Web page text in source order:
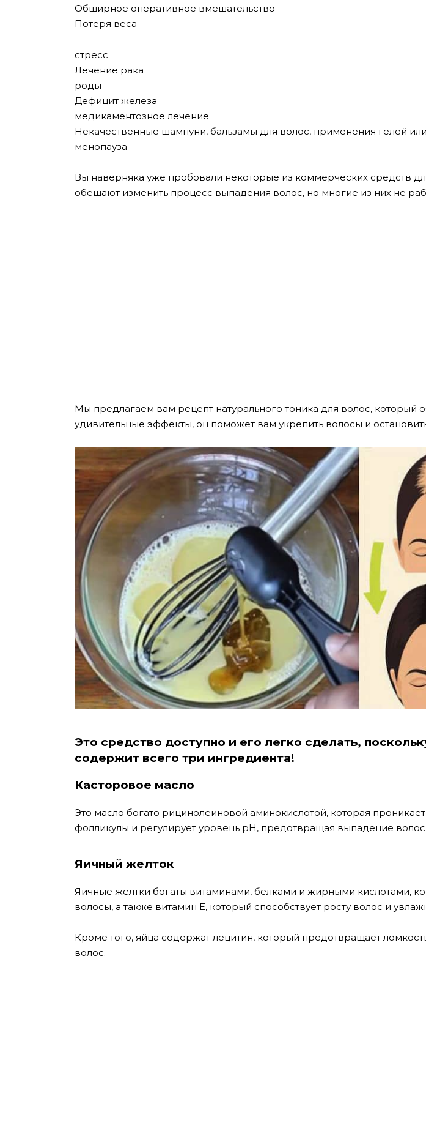
Обширное оперативное вмешательство
Потеря веса
стресс
Лечение рака
роды
Дефицит железа
медикаментозное лечение
Некачественные шампуни, бальзамы для волос, применения гелей
менопауза
Вы наверняка уже пробовали некоторые из коммерческих средств
обещают изменить процесс выпадения волос, но многие из них не
Мы предлагаем вам рецепт натурального тоника для волос, который
удивительные эффекты, он поможет вам укрепить волосы и
Это средство доступно и его легко сделать,
содержит всего три ингредиента!
Касторовое масло
Это масло богато рицинолеиновой аминокислотой, которая
фолликулы и регулирует уровень рН, предотвращая выпадение волос
Яичный желток
Яичные желтки богаты витаминами, белками и жирными кислотами,
волосы, а также витамин Е, который способствует росту волос и
Кроме того, яйца содержат лецитин, который предотвращает
волос.